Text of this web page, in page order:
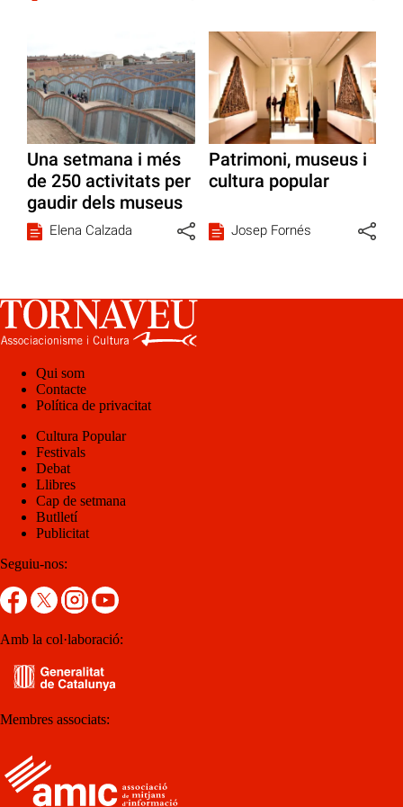
Una setmana i més
de 250 activitats per
gaudir dels museus
Elena Calzada
Patrimoni, museus i
cultura popular
Josep Fornés
Qui som
Contacte
Política de privacitat
Cultura Popular
Festivals
Debat
Llibres
Cap de setmana
Butlletí
Publicitat
Seguiu-nos:
Amb la col·laboració:
Membres associats: